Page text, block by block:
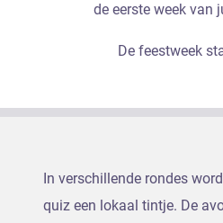
de eerste week van
De feestweek
In verschillende rondes
quiz een lokaal tintje. De